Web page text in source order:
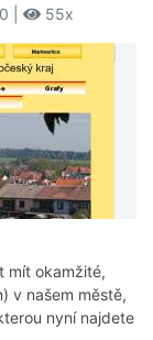
| 55x
mít okamžité,
v našem městě,
nyní najdete